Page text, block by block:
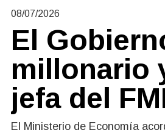
08/07/2026
El
millonario
jefa del
El Ministerio de Economía